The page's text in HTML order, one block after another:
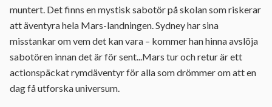
muntert. Det finns en mystisk sabotör på skolan som riskerar
att äventyra hela Mars-landningen. Sydney har sina
misstankar om vem det kan vara – kommer han hinna avslöja
sabotören innan det är för sent...Mars tur och retur är ett
actionspäckat rymdäventyr för alla som drömmer om att en
dag få utforska universum.